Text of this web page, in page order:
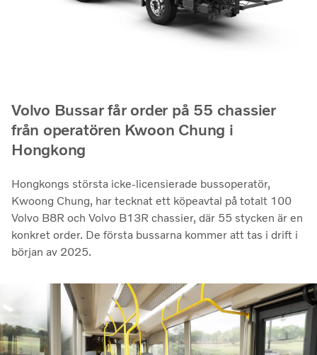
Volvo Bussar får order på 55 chassier
från operatören Kwoon Chung i
Hongkong
Hongkongs största icke-licensierade bussoperatör,
Kwoong Chung, har tecknat ett köpeavtal på totalt 100
Volvo B8R och Volvo B13R chassier, där 55 stycken är en
konkret order. De första bussarna kommer att tas i drift i
början av 2025.